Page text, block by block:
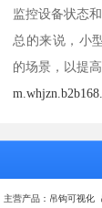
监控设备状态和
总的来说，小
的场景，以提
主营产品：吊钩可视